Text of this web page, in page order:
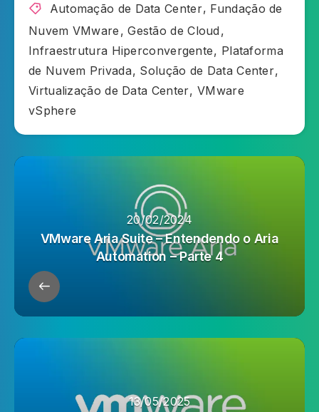
Automação de Data Center, Fundação de
Nuvem VMware ,Gestão de Cloud ,
Infraestrutura Hiperconvergente, Plataforma
de Nuvem Privada, Solução de Data Center,
Virtualização de Data Center,VMware
vSphere
20/02/2024
VMware Aria Suite – Entendendo o Aria
Automation – Parte 4
13/05/2025